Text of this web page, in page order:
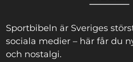
Sportbibeln är Sveriges
sociala medier – här får du
och nostalgi.